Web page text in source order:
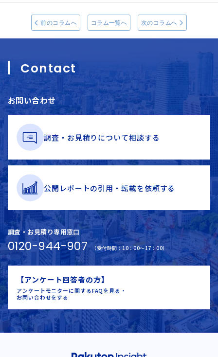
前のコラムへ コラム一覧へ 次のコラムへ
Contact
お問い合わせ
調査・お見積りについて相談する
公開レポートの引用・転載を依頼する
調査・お見積り専用窓口
0120-944-907 （受付時間：10：00～17：00）
【アンケート回答者の方】
アンケートモニターに関するFAQを見る・
お問い合わせをする